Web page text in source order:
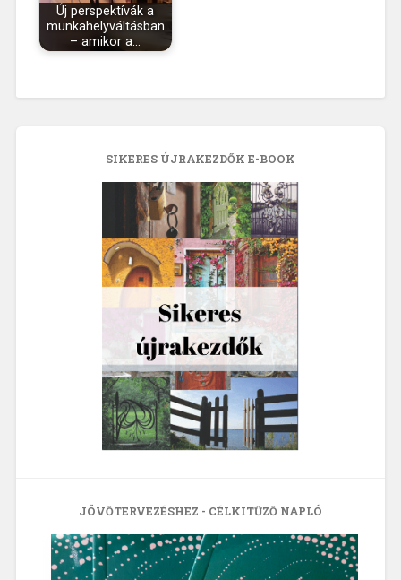
Új perspektívák a
munkahelyváltásban
– amikor a…
SIKERES ÚJRAKEZDŐK E-BOOK
JÖVŐTERVEZÉSHEZ - CÉLKITŰZŐ NAPLÓ